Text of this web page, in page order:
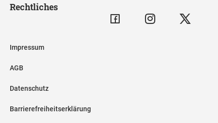
Rechtliches
Impressum
AGB
Datenschutz
Barrierefreiheitserklärung